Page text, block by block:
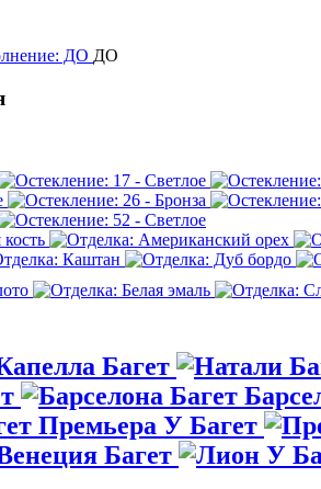
ДО
Багет
Премьера У Багет
Багет